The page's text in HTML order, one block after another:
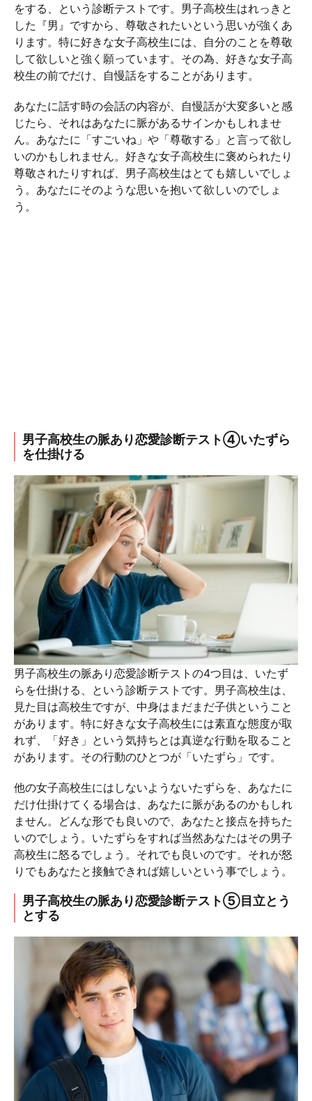
をする、という診断テストです。男子高校生はれっきと
した『男』ですから、尊敬されたいという思いが強くあ
ります。特に好きな女子高校生には、自分のことを尊敬
して欲しいと強く願っています。その為、好きな女子高
校生の前でだけ、自慢話をすることがあります。
あなたに話す時の会話の内容が、自慢話が大変多いと感
じたら、それはあなたに脈があるサインかもしれませ
ん。あなたに「すごいね」や「尊敬する」と言って欲し
いのかもしれません。好きな女子高校生に褒められたり
尊敬されたりすれば、男子高校生はとても嬉しいでしょ
う。あなたにそのような思いを抱いて欲しいのでしょ
う。
男子高校生の脈あり恋愛診断テスト④いたずら
を仕掛ける
男子高校生の脈あり恋愛診断テストの4つ目は、いたず
らを仕掛ける、という診断テストです。男子高校生は、
見た目は高校生ですが、中身はまだまだ子供ということ
があります。特に好きな女子高校生には素直な態度が取
れず、「好き」という気持ちとは真逆な行動を取ること
があります。その行動のひとつが「いたずら」です。
他の女子高校生にはしないようないたずらを、あなたに
だけ仕掛けてくる場合は、あなたに脈があるのかもしれ
ません。どんな形でも良いので、あなたと接点を持ちた
いのでしょう。いたずらをすれば当然あなたはその男子
高校生に怒るでしょう。それでも良いのです。それが怒
りでもあなたと接触できれば嬉しいという事でしょう。
男子高校生の脈あり恋愛診断テスト⑤目立とう
とする